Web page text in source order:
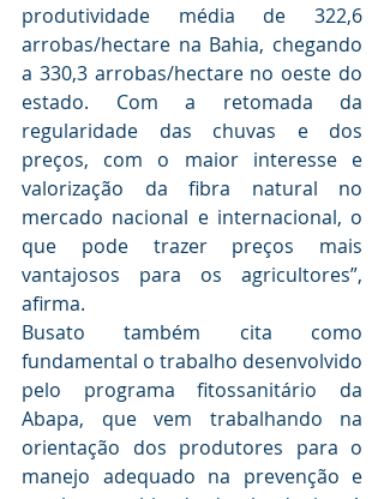
produtividade média de 322,6
arrobas/hectare na Bahia, chegando
a 330,3 arrobas/hectare no oeste do
estado. Com a retomada da
regularidade das chuvas e dos
preços, com o maior interesse e
valorização da fibra natural no
mercado nacional e internacional, o
que pode trazer preços mais
vantajosos para os agricultores”,
afirma.
Busato também cita como
fundamental o trabalho desenvolvido
pelo programa fitossanitário da
Abapa, que vem trabalhando na
orientação dos produtores para o
manejo adequado na prevenção e